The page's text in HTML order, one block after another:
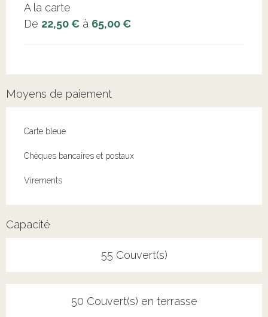
A la carte
De 22,50 € à 65,00 €
Moyens de paiement
Carte bleue
Chèques bancaires et postaux
Virements
Capacité
55 Couvert(s)
50 Couvert(s) en terrasse